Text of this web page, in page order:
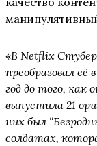
«В Netflix Стубер
преобразовал её
год до того, как
выпустила 21
них был
солдатах,